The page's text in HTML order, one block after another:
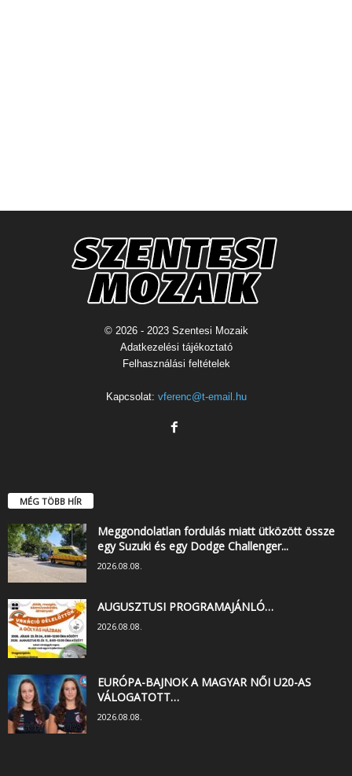
© 2026 - 2023 Szentesi Mozaik
Adatkezelési tájékoztató
Felhasználási feltételek
Kapcsolat: vferenc@t-email.hu
MÉG TÖBB HÍR
Meggondolatlan fordulás miatt ütközött össze
egy Suzuki és egy Dodge Challenger...
2026.08.08.
AUGUSZTUSI PROGRAMAJÁNLÓ…
2026.08.08.
EURÓPA-BAJNOK A MAGYAR NŐI U20-AS
VÁLOGATOTT…
2026.08.08.